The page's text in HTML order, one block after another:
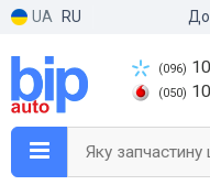
UA RU
(096)
(050)
Яку запчастину